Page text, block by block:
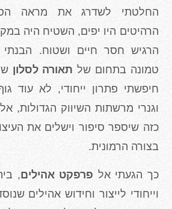
החלטתי לשדרג את מראה
הרהיטים היו יפים, השטיח היה
הרגיש חסר חיים ושטוח. הבנתי
טמונה בתחום של תאורה לסלון
חיפשתי פתרון ייחודי, לא עוד
וגנרי מרשתות השיווק הגדולות,
כזה שיספר סיפור וישלים את
בצורה הרמונית.
כך הגעתי אל פרפקט אהילים,